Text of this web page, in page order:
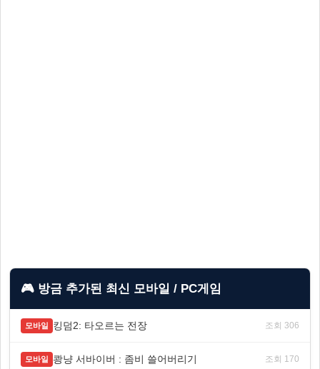
🎮 방금 추가된 최신 모바일 / PC게임
모바일 킹덤2: 타오르는 전장 조회 306
모바일 쾅냥 서바이버 : 좀비 쓸어버리기 조회 170